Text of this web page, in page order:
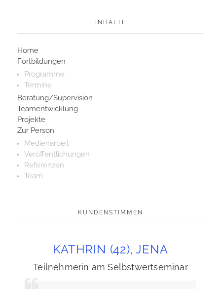
INHALTE
Home
Fortbildungen
Programme
Termine
Beratung/Supervision
Teamentwicklung
Projekte
Zur Person
Medienarbeit
Veröffentlichungen
Referenzen
Team
KUNDENSTIMMEN
KATHRIN (42), JENA
Teilnehmerin am Selbstwertseminar